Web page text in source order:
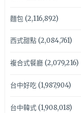
麵包(2,116,892)
西式甜點(2,084,761)
複合式餐廳(2,079,216)
台中好吃(1,987,904)
台中韓式(1,908,018)